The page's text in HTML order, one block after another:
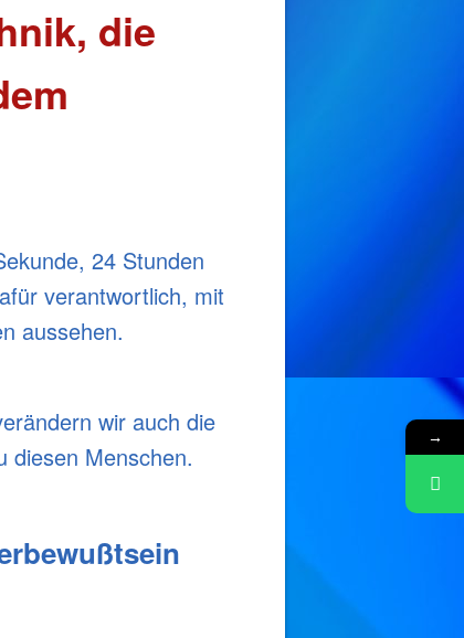
die
24 Stunden
verantwortlich, mit
aussehen.
wir auch die
diesen Menschen.
→